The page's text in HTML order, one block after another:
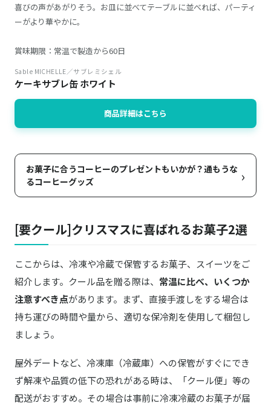
喜びの声があがりそう。お皿に並べてテーブルに並べれば、パーティ
ーがより華やかに。
賞味期限：常温で製造から60日
Sable MICHELLE／サブレミシェル
ケーキサブレ缶 ホワイト
商品詳細はこちら
お菓子に合うコーヒーのプレゼントもいかが？通もうな
るコーヒーグッズ
›
[要クール]クリスマスに喜ばれるお菓子2選
ここからは、冷凍や冷蔵で保管するお菓子、スイーツをご
紹介します。クール品を贈る際は、 常温に比べ、いくつか
注意すべき点があります。まず、直接手渡しをする場合は
持ち運びの時間や量から、適切な保冷剤を使用して梱包し
ましょう。
屋外デートなど、冷凍庫（冷蔵庫）への保管がすぐにでき
ず解凍や品質の低下の恐れがある時は、「クール便」等の
配送がおすすめ。その場合は事前に冷凍冷蔵のお菓子が届